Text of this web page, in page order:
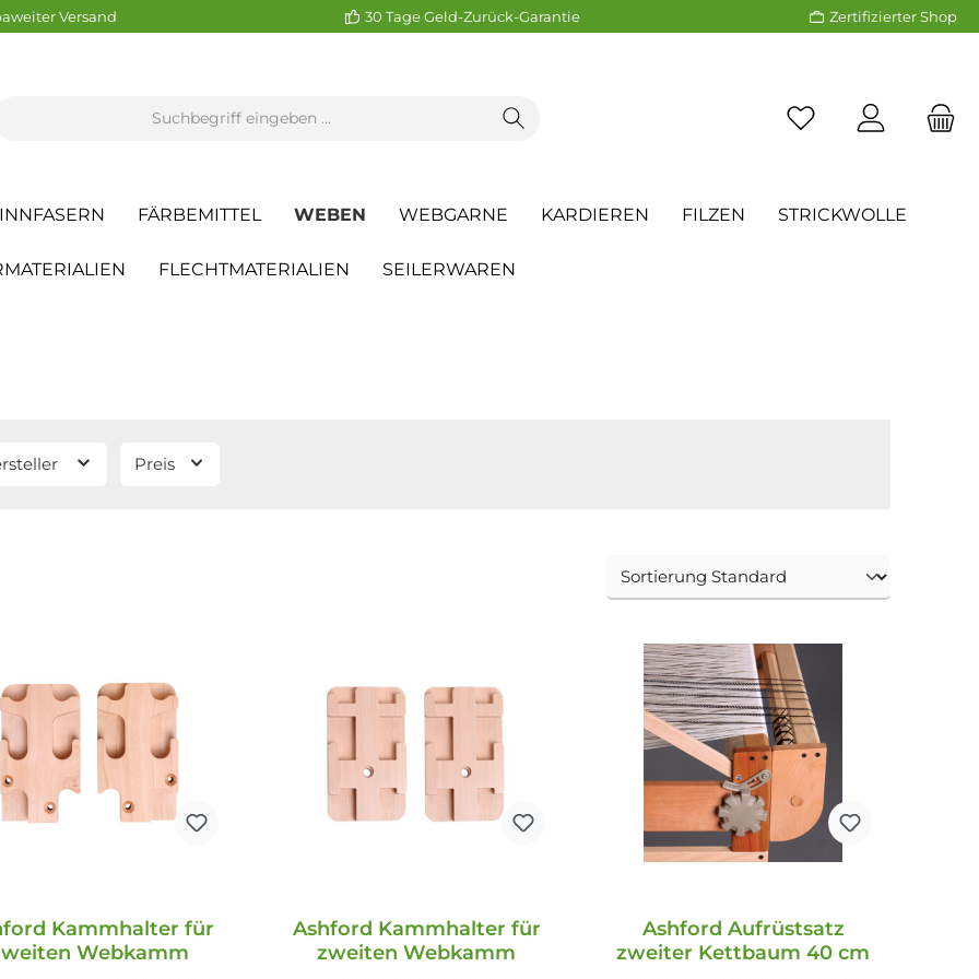
Versand 30 Tage Geld-Zurück-Garantie Zertifizierter Shop
FÄRBEMITTEL WEBEN WEBGARNE KARDIEREN FILZEN STRICKWOLLE
FLECHTMATERIALIEN SEILERWAREN
Preis
Kammhalter für
Webkamm
Ashford Kammhalter für
zweiten Webkamm
Ashford Aufrüstsatz
zweiter Kettbaum 40 cm